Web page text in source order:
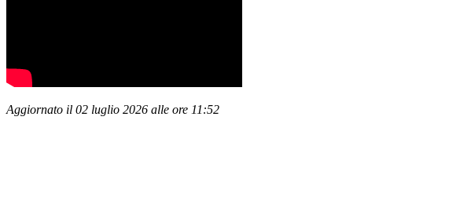
Aggiornato il 02 luglio 2026 alle ore 11:52